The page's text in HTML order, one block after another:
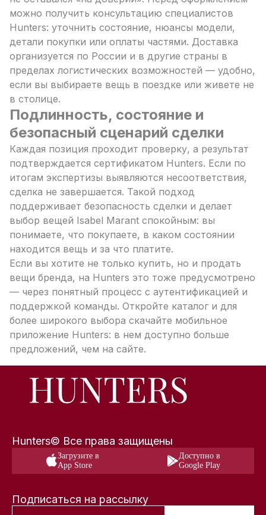
можно получить консультацию специалистов
Hunters: уточнить состояние, нюансы модели,
детали покупки или оплаты частями. Доставка
организуется по России и в другие страны в
пределах логистических возможностей — удобно,
если вы выбираете вещь в поездке или живете не
в столице.
Подлинность, состояние и
безопасный сценарий сделки
Каждая позиция проходит проверку, а результат
подтверждается сертификатом Hunters. Если по
итогам экспертизы выявляются несоответствия,
сделка не завершается. Такой подход
поддерживает безопасность сделки и делает
выбор вещей Isabel Marant спокойным: вы
понимаете, что покупаете, в каком состоянии
находится вещь и за что платите.
Если вы хотите не только купить, но и продать
вещи бренда, на Hunters это тоже предусмотрено
— через понятный процесс с аутентификацией и
поддержкой команды. Откройте каталог и для
более широкого выбора скачайте мобильное
приложение Hunters: в нем доступно больше
предложений, чем на сайте.
Hunters© Все права защищены
Загрузите в
App Store
Доступно в
Google Play
Подписаться на рассылку